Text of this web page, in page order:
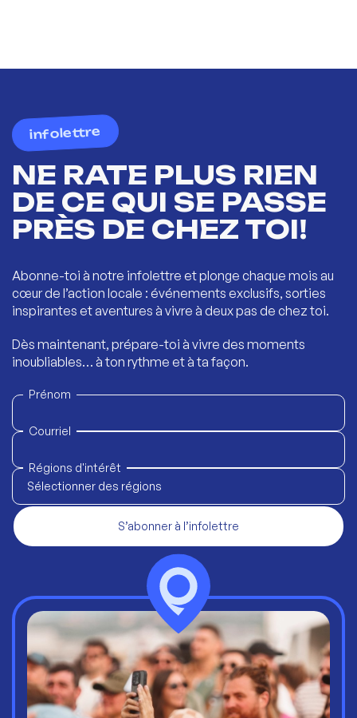
infolettre
NE RATE PLUS RIEN
DE CE QUI SE PASSE
PRÈS DE CHEZ TOI!
Abonne-toi à notre infolettre et plonge chaque mois au
cœur de l’action locale : événements exclusifs, sorties
inspirantes et aventures à vivre à deux pas de chez toi.
Dès maintenant, prépare-toi à vivre des moments
inoubliables… à ton rythme et à ta façon.
Prénom
Courriel
Régions d'intérêt
Sélectionner des régions
S’abonner à l’infolettre